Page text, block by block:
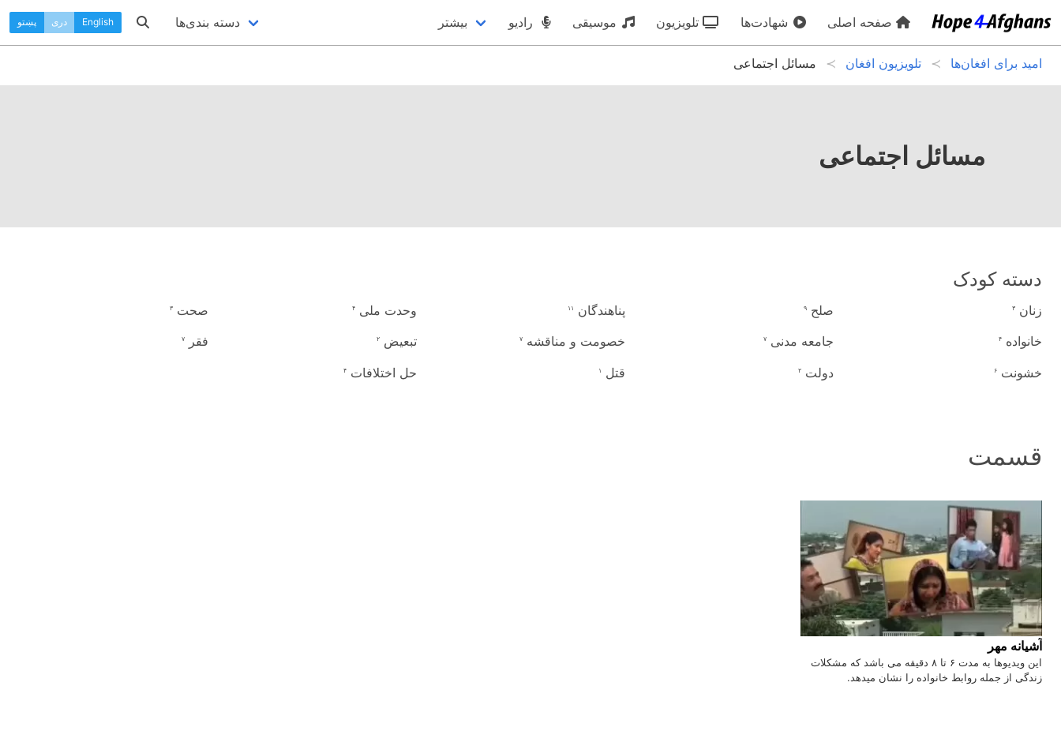
صفحه اصلی شهادت‌ها تلویزیون موسیقی رادیو بیشتر دسته بندی‌ها English دری پښتو
امید برای افغان‌ها تلویزیون افغان مسائل اجتماعی
مسائل اجتماعی
دسته کودک
زنان ۳
خانواده ۴
خشونت ۶
صلح ۹
جامعه مدنی ۷
دولت ۲
پناهندگان ۱۱
خصومت و مناقشه ۷
قتل ۱
وحدت ملی ۴
تبعیض ۲
حل اختلافات ۴
صحت ۳
فقر ۷
قسمت
آشیانه مهر
این ویدیوها به مدت ۶ تا ۸ دقیقه می باشد که مشکلات
زندگی از جمله روابط خانواده را نشان میدهد.